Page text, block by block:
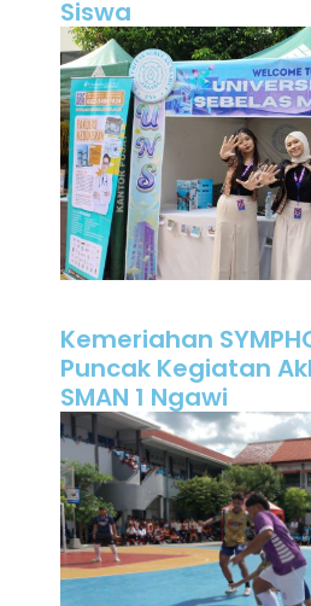
Siswa
Kemeriahan
Puncak Kegiatan
SMAN 1 Ngawi